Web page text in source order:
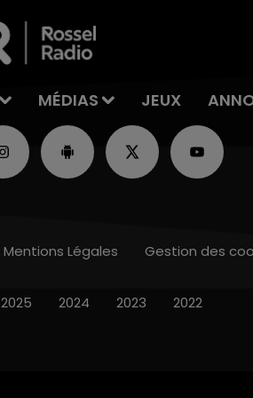
MÉDIAS JEUX
Mentions Légales Gestion des
2025 2024 2023 2022